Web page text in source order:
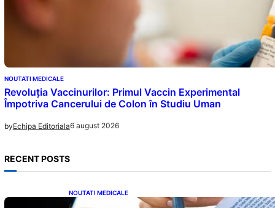
NOUTATI MEDICALE
Revoluția Vaccinurilor: Primul Vaccin Experimental
Împotriva Cancerului de Colon în Studiu Uman
byEchipa Editoriala6 august 2026
RECENT POSTS
NOUTATI MEDICALE